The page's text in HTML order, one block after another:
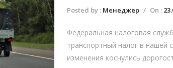
Posted by : Менеджер / On :
Федеральная налоговая
транспортный налог в нашей
изменения коснулись